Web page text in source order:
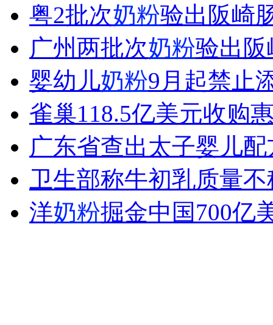
山西运城恶犬咬伤多人 警民合力深夜将其击毙
女孩北京地铁殴打老人 痛下狠手拳打脚踢
无痛分娩是否安全 医生回应
外交部：反对强权政治霸凌主义
外交部：有关国家言论片面不公正
粤2批次奶粉验出阪崎
广州两批次奶粉验出阪
婴幼儿奶粉9月起禁止
雀巢118.5亿美元收购
广东省查出太子婴儿配
卫生部称牛初乳质量
洋奶粉掘金中国700亿